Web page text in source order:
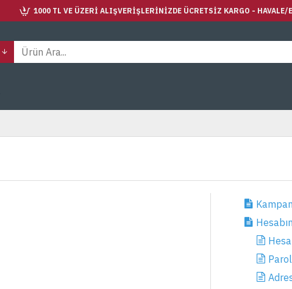
1000 TL VE ÜZERI ALIŞVERIŞLERINIZDE ÜCRETSIZ KARGO - HAVALE/